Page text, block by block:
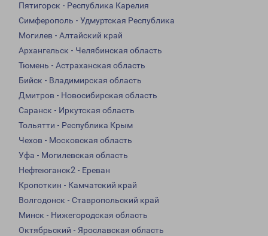
Пятигорск - Республика Карелия
Симферополь - Удмуртская Республика
Могилев - Алтайский край
Архангельск - Челябинская область
Тюмень - Астраханская область
Бийск - Владимирская область
Дмитров - Новосибирская область
Саранск - Иркутская область
Тольятти - Республика Крым
Чехов - Московская область
Уфа - Могилевская область
Нефтеюганск2 - Ереван
Кропоткин - Камчатский край
Волгодонск - Ставропольский край
Минск - Нижегородская область
Октябрьский - Ярославская область